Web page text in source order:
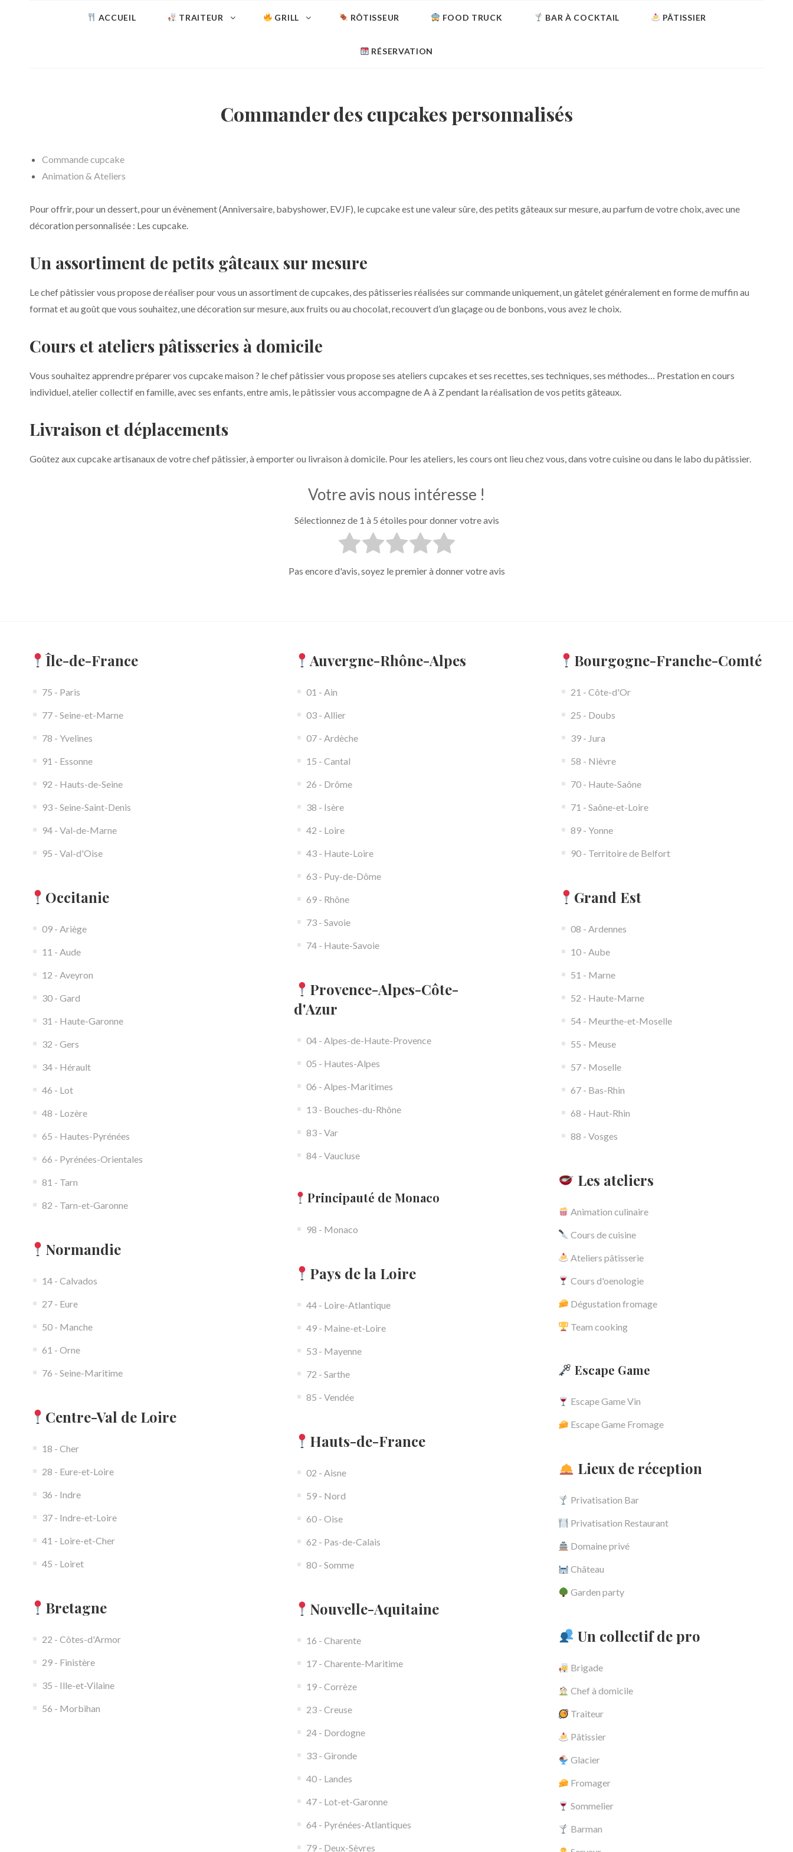
ACCUEIL TRAITEUR GRILL RÔTISSEUR FOOD TRUCK BAR À COCKTAIL PÂTISSIER
RÉSERVATION
Commander des cupcakes personnalisés
Commande cupcake
Animation & Ateliers
Pour offrir, pour un dessert, pour un évènement (Anniversaire, babyshower, EVJF), le cupcake est une valeur sûre, des petits gâteaux sur mesure, au parfum de votre choix, avec une
décoration personnalisée : Les cupcake.
Un assortiment de petits gâteaux sur mesure
Le chef pâtissier vous propose de réaliser pour vous un assortiment de cupcakes, des pâtisseries réalisées sur commande uniquement, un gâtelet généralement en forme de muffin au
format et au goût que vous souhaitez, une décoration sur mesure, aux fruits ou au chocolat, recouvert d’un glaçage ou de bonbons, vous avez le choix.
Cours et ateliers pâtisseries à domicile
Vous souhaitez apprendre préparer vos cupcake maison ? le chef pâtissier vous propose ses ateliers cupcakes et ses recettes, ses techniques, ses méthodes… Prestation en cours
individuel, atelier collectif en famille, avec ses enfants, entre amis, le pâtissier vous accompagne de A à Z pendant la réalisation de vos petits gâteaux.
Livraison et déplacements
Goûtez aux cupcake artisanaux de votre chef pâtissier, à emporter ou livraison à domicile. Pour les ateliers, les cours ont lieu chez vous, dans votre cuisine ou dans le labo du pâtissier.
Votre avis nous intéresse !
Sélectionnez de 1 à 5 étoiles pour donner votre avis
Pas encore d'avis, soyez le premier à donner votre avis
Île-de-France
75 - Paris
77 - Seine-et-Marne
78 - Yvelines
91 - Essonne
92 - Hauts-de-Seine
93 - Seine-Saint-Denis
94 - Val-de-Marne
95 - Val-d'Oise
Occitanie
09 - Ariège
11 - Aude
12 - Aveyron
30 - Gard
31 - Haute-Garonne
32 - Gers
34 - Hérault
46 - Lot
48 - Lozère
65 - Hautes-Pyrénées
66 - Pyrénées-Orientales
81 - Tarn
82 - Tarn-et-Garonne
Normandie
14 - Calvados
27 - Eure
50 - Manche
61 - Orne
76 - Seine-Maritime
Centre-Val de Loire
18 - Cher
28 - Eure-et-Loire
36 - Indre
37 - Indre-et-Loire
41 - Loire-et-Cher
45 - Loiret
Bretagne
22 - Côtes-d'Armor
29 - Finistère
35 - Ille-et-Vilaine
56 - Morbihan
Auvergne-Rhône-Alpes
01 - Ain
03 - Allier
07 - Ardèche
15 - Cantal
26 - Drôme
38 - Isère
42 - Loire
43 - Haute-Loire
63 - Puy-de-Dôme
69 - Rhône
73 - Savoie
74 - Haute-Savoie
Provence-Alpes-Côte-
d'Azur
04 - Alpes-de-Haute-Provence
05 - Hautes-Alpes
06 - Alpes-Maritimes
13 - Bouches-du-Rhône
83 - Var
84 - Vaucluse
Principauté de Monaco
98 - Monaco
Pays de la Loire
44 - Loire-Atlantique
49 - Maine-et-Loire
53 - Mayenne
72 - Sarthe
85 - Vendée
Hauts-de-France
02 - Aisne
59 - Nord
60 - Oise
62 - Pas-de-Calais
80 - Somme
Nouvelle-Aquitaine
16 - Charente
17 - Charente-Maritime
19 - Corrèze
23 - Creuse
24 - Dordogne
33 - Gironde
40 - Landes
47 - Lot-et-Garonne
64 - Pyrénées-Atlantiques
79 - Deux-Sèvres
Bourgogne-Franche-Comté
21 - Côte-d'Or
25 - Doubs
39 - Jura
58 - Nièvre
70 - Haute-Saône
71 - Saône-et-Loire
89 - Yonne
90 - Territoire de Belfort
Grand Est
08 - Ardennes
10 - Aube
51 - Marne
52 - Haute-Marne
54 - Meurthe-et-Moselle
55 - Meuse
57 - Moselle
67 - Bas-Rhin
68 - Haut-Rhin
88 - Vosges
Les ateliers
Animation culinaire
Cours de cuisine
Ateliers pâtisserie
Cours d'oenologie
Dégustation fromage
Team cooking
Escape Game
Escape Game Vin
Escape Game Fromage
Lieux de réception
Privatisation Bar
Privatisation Restaurant
Domaine privé
Château
Garden party
Un collectif de pro
Brigade
Chef à domicile
Traiteur
Pâtissier
Glacier
Fromager
Sommelier
Barman